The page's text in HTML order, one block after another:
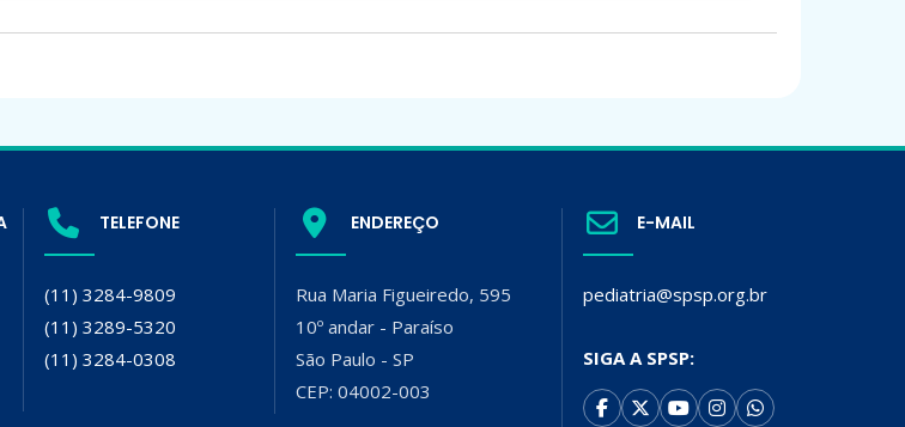
TELEFONE
(11) 3284-9809
(11) 3289-5320
(11) 3284-0308
ENDEREÇO
Rua Maria Figueiredo, 595
10º andar - Paraíso
São Paulo - SP
CEP: 04002-003
E-MAIL
pediatria@spsp.org.br
SIGA A SPSP: